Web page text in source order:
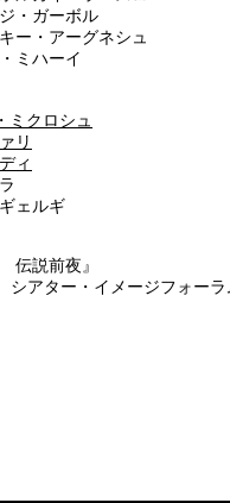
・ガーボル
ー・アーグネシュ
ミハーイ
ミクロシュ
リ
ィ
ェルギ
伝説前夜』
シアター・イメージフォー